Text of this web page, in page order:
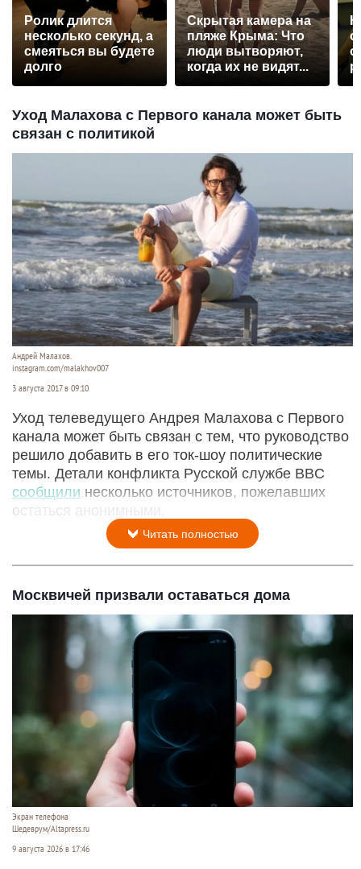
Ролик длится
несколько секунд, а
смеяться вы будете
долго
Скрытая камера на
пляже Крыма: Что
люди вытворяют,
когда их не видят...
Уход Малахова с Первого канала может быть
связан с политикой
Андрей Малахов.
instagram.com/malakhov007
3 августа 2017 в 09:10
Уход телеведущего Андрея Малахова с Первого
канала может быть связан с тем, что руководство
решило добавить в его ток-шоу политические
темы. Детали конфликта Русской службе BBC
сообщили несколько источников, пожелавших
остаться анонимными.
Читать полностью
Москвичей призвали оставаться дома
Экран телефона
Шедеврум/Altapress.ru
9 августа 2026 в 17:46